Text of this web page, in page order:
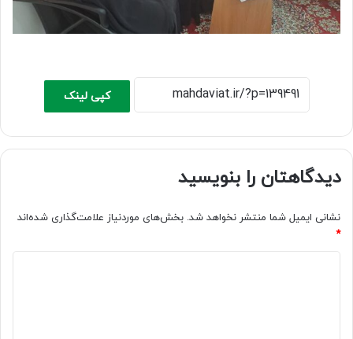
کپی لینک
دیدگاهتان را بنویسید
نشانی ایمیل شما منتشر نخواهد شد. بخش‌های موردنیاز علامت‌گذاری شده‌اند
*